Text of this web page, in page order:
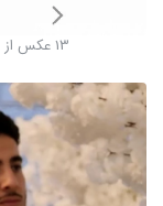
13 عکس از لحظه های شیرین عروسی نیکا با امیر روز